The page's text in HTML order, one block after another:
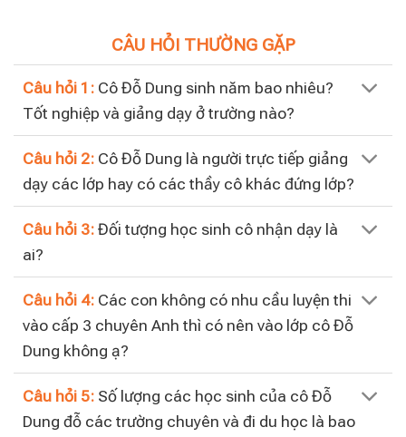
CÂU HỎI THƯỜNG GẶP
Câu hỏi 1: Cô Đỗ Dung sinh năm bao nhiêu?
Tốt nghiệp và giảng dạy ở trường nào?
Câu hỏi 2: Cô Đỗ Dung là người trực tiếp giảng
dạy các lớp hay có các thầy cô khác đứng lớp?
Câu hỏi 3: Đối tượng học sinh cô nhận dạy là
ai?
Câu hỏi 4: Các con không có nhu cầu luyện thi
vào cấp 3 chuyên Anh thì có nên vào lớp cô Đỗ
Dung không ạ?
Câu hỏi 5: Số lượng các học sinh của cô Đỗ
Dung đỗ các trường chuyên và đi du học là bao